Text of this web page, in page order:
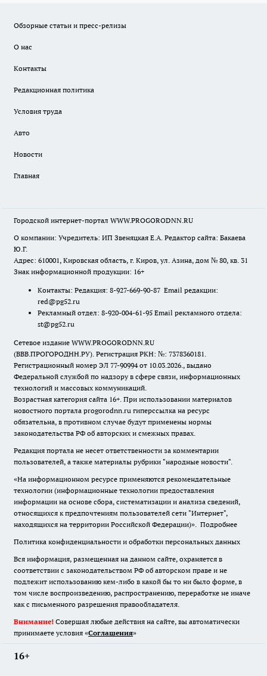
Обзорные статьи и пресс-релизы
О нас
Контакты
Редакционная политика
Условия труда
Авто
Новости
Главная
Городской интернет-портал WWW.PROGORODNN.RU
О компании: Учредитель: ИП Звеняцкая Е.А. Редактор сайта: Бакаева
Ю.Г.
Адрес: 610001, Кировская область, г. Киров, ул. Азина, дом № 80, кв. 31
Знак информационной продукции: 16+
Контакты: Редакция: 8-927-669-90-87 Email редакции:
red@pg52.ru
Рекламный отдел: 8-920-004-61-95 Email рекламного отдела:
st@pg52.ru
Сетевое издание WWW.PROGORODNN.RU
(ВВВ.ПРОГОРОДНН.РУ). Регистрация РКН: №: 7378360181.
Регистрационный номер ЭЛ 77-90994 от 10.03.2026., выдано
Федеральной службой по надзору в сфере связи, информационных
технологий и массовых коммуникаций.
Возрастная категория сайта 16+. При использовании материалов
новостного портала progorodnn.ru гиперссылка на ресурс
обязательна, в противном случае будут применены нормы
законодательства РФ об авторских и смежных правах.
Редакция портала не несет ответственности за комментарии
пользователей, а также материалы рубрики "народные новости".
«На информационном ресурсе применяются рекомендательные
технологии (информационные технологии предоставления
информации на основе сбора, систематизации и анализа сведений,
относящихся к предпочтениям пользователей сети "Интернет",
находящихся на территории Российской Федерации)». Подробнее
Политика конфиденциальности и обработки персональных данных
Вся информация, размещенная на данном сайте, охраняется в
соответствии с законодательством РФ об авторском праве и не
подлежит использованию кем-либо в какой бы то ни было форме, в
том числе воспроизведению, распространению, переработке не иначе
как с письменного разрешения правообладателя.
Внимание! Совершая любые действия на сайте, вы автоматически
принимаете условия «Cоглашения»
16+